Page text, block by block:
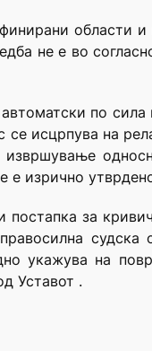
области
не е во
по
исцрпува на
извршување
е изрично
за
укажува на
Уставот .